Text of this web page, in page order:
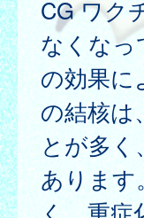
CG ワク
なくなっ
の効果に
の結核は
とが多
あります